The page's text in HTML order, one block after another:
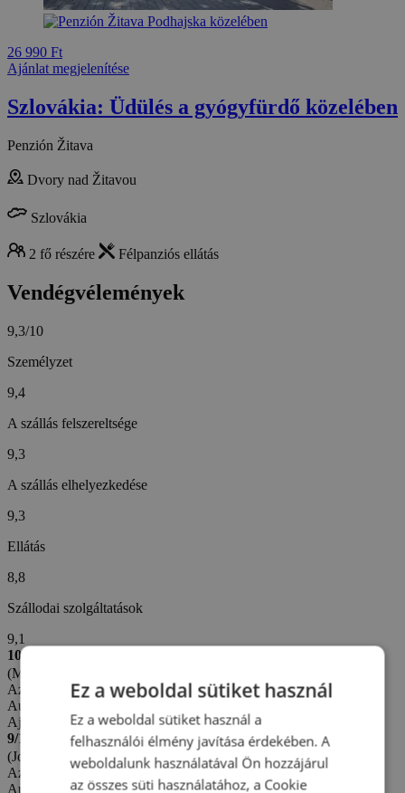
26 990 Ft
Ajánlat megjelenítése
Szlovákia: Üdülés a gyógyfürdő közelében
Penzión Žitava
Dvory nad Žitavou
Szlovákia
2 fő részére Félpanziós ellátás
Vendégvélemények
9,3/10
Személyzet
9,4
A szállás felszereltsége
9,3
A szállás elhelyezkedése
9,3
Ellátás
8,8
Szállodai szolgáltatások
9,1
10/10
(Michaela C. -
Az értékelés létrehozva: 12. 7. 2026
Automatikus fordítás (
Ajánlom, kiváló családoknak gyerekekkel
9/10
(Jozef K. -
Szlovákia)
Az értékelés létrehozva: 5. 7. 2026
Automatikus fordítás (Eredeti megjelenítése)
Ez a weboldal sütiket használ
Ez a weboldal sütiket használ a
felhasználói élmény javítása érdekében. A
weboldalunk használatával Ön hozzájárul
az összes süti használatához, a Cookie